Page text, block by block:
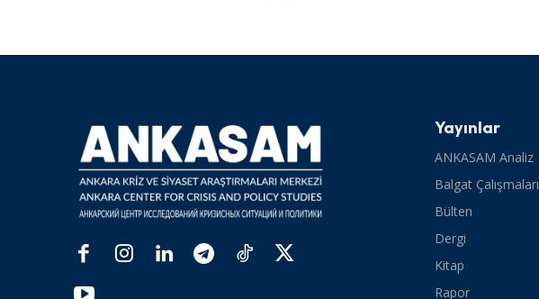
Yayınlar
ANKASAM Analiz
Balgat Çalışmaları
Bülten
Dergi
Kitap
Rapor